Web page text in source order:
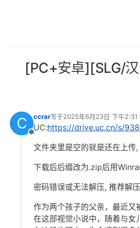
[PC+安卓][SLG/
C
离线
ccrar写于2025年6月23日 下午2:31
最后由 编辑
UC:https://drive.uc.cn/s/
文件夹里是空的就是还在上传
下载后后缀改为.zip后用
密码错误或无法解压, 推荐解
作为两个孩子的父亲，最近又
在这部视觉小说中，随着与女